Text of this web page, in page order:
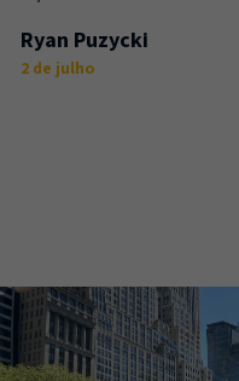
Ryan Puzycki
2 de julho